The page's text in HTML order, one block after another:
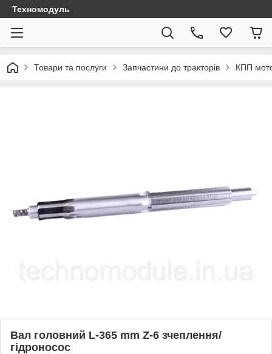
Техномодуль
Товари та послуги Запчастини до тракторів КПП
Вал головний L-365 mm Z-6 зчеплення/
гідроносос